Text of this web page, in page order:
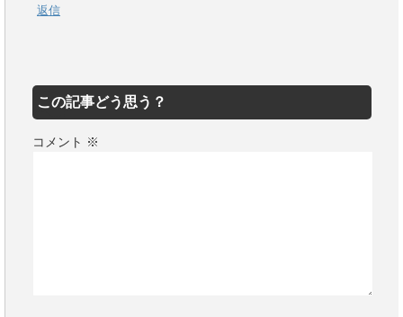
返信
この記事どう思う？
コメント ※